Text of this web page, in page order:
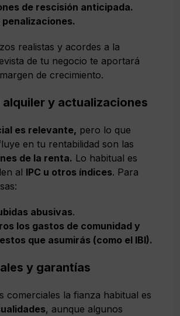
de rescisión anticipada.
penalizaciones.
realistas y acordes a la
de tu negocio te aportará
de crecimiento.
alquiler y actualizaciones
es relevante, pero lo que
en tu rentabilidad son las
de la renta. Lo habitual es
al IPC u otros índices. Para
abusivas.
los gastos de comunidad y
que asumirás (como el IBI).
y garantías
comerciales la fianza habitual es
, aunque algunos